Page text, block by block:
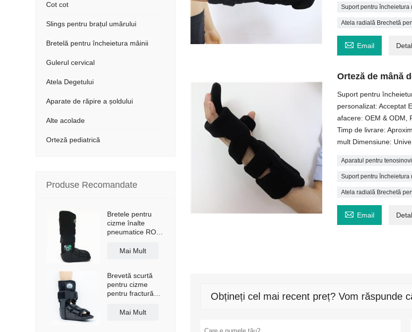
Suport pentru
Atela radială Brechetă
 Email
Orteză de mână
Suport pentru
personalizat: Acceptat
afacere: OEM & ODM,
Timp de livrare:
mult Dimensiune:
Aparatul pentru
Suport pentru
Atela radială Brechetă
 Email
Obțineți cel mai recent preț? Vom răspunde
Cot cot
Slings pentru brațul umărului
Bretelă pentru încheietura mâinii
Gulerul cervical
Atela Degetului
Aparate de răpire a șoldului
Alte acolade
Orteză pediatrică
Produse Recomandate
Bretele pentru
cizme înalte
pneumatice ROM
anti-alunecare
Mai Mult
Brevetă scurtă
pentru cizme
pentru fractură
Mai Mult